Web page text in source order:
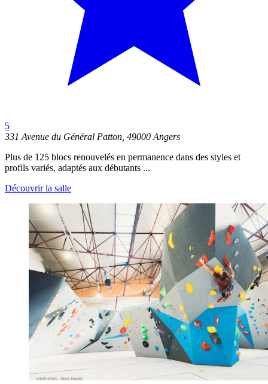
5
331 Avenue du Général Patton, 49000 Angers
Plus de 125 blocs renouvelés en permanence dans des styles et
profils variés, adaptés aux débutants ...
Découvrir la salle